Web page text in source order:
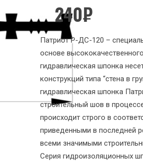
240₽
Патриот Р-ДС-120 –
основе
гидравлическая шпонка
конструкций типа “стена в
гидравлическая шпонка
строительный шов в
происходит строго в
приведенными в последней
всеми значимыми
Серия гидроизоляционных